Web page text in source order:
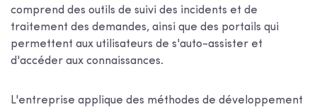
comprend des outils de suivi des incidents et de
traitement des demandes, ainsi que des portails qui
permettent aux utilisateurs de s'auto-assister et
d'accéder aux connaissances.
L'entreprise applique des méthodes de développement